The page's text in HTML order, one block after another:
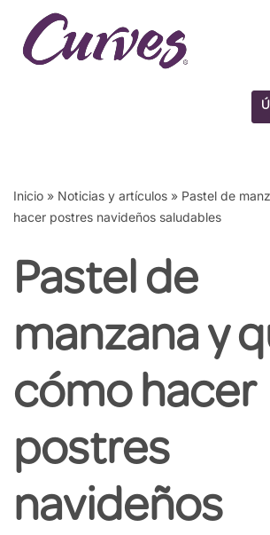
Saltar
Inicio » Noticias y artículos » Pastel de
hacer postres navideños saludables
Pastel de
manzana y
cómo hacer
postres
navideños